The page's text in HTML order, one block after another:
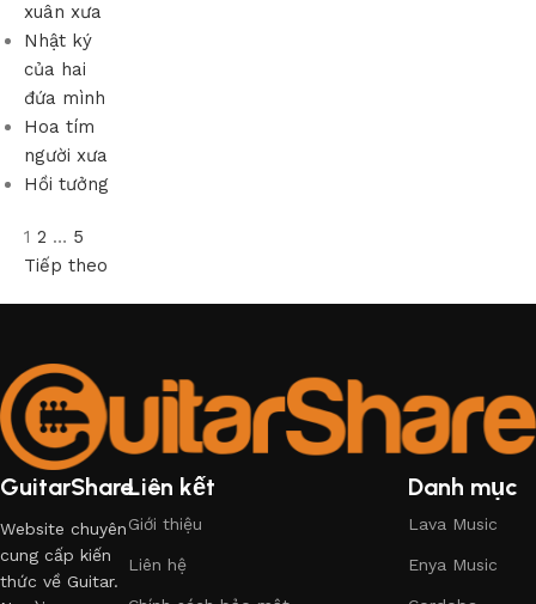
xuân xưa
Nhật ký
của hai
đứa mình
Hoa tím
người xưa
Hồi tưởng
1 2 … 5
Tiếp theo
GuitarShare
Website chuyên
cung cấp kiến
thức về Guitar.
Liên kết
Giới thiệu
Liên hệ
Danh mục
Lava Music
Enya Music